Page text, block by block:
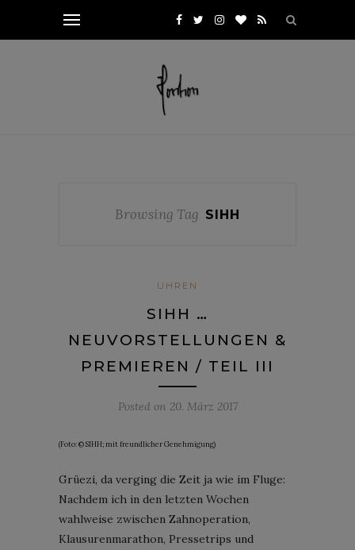
Browsing Tag SIHH
UHREN
SIHH …
NEUVORSTELLUNGEN &
PREMIEREN / TEIL III
Posted on 20. März 2017
(Foto: © SIHH; mit freundlicher Genehmigung)
Grüezi, da verging die Zeit ja wie im Fluge:
Nachdem ich in den letzten Wochen
wahlweise zwischen Zahnoperation,
Klausurenmarathon, Pressetrips und